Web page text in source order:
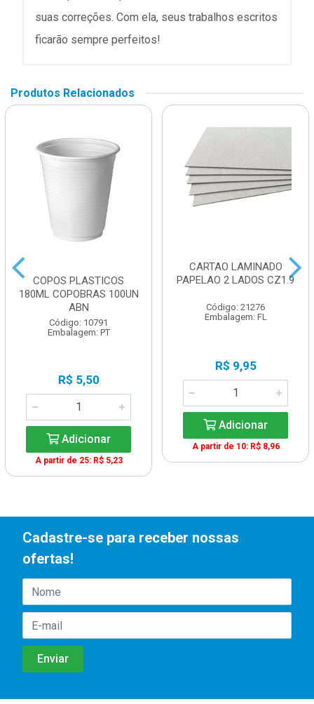
suas correções. Com ela, seus trabalhos escritos
ficarão sempre perfeitos!
Produtos Relacionados
COPOS PLASTICOS
180ML COPOBRAS 100UN
ABN
Código: 10791
Embalagem: PT
R$ 5,50
Adicionar
A partir de 25: R$ 5,23
CARTAO LAMINADO
PAPELAO 2 LADOS CZ1.9
Código: 21276
Embalagem: FL
R$ 9,95
Adicionar
A partir de 10: R$ 8,96
Cadastre-se para receber nossas
ofertas!